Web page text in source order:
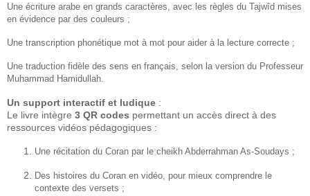
Une écriture arabe en grands caractères, avec les règles du Tajwîd mises
en évidence par des couleurs ;
Une transcription phonétique mot à mot pour aider à la lecture correcte ;
Une traduction fidèle des sens en français, selon la version du Professeur
Muhammad Hamidullah.
Un support interactif et ludique :
Le livre intègre 3 QR codes permettant un accès direct à des
ressources vidéos pédagogiques :
Une récitation du Coran par le cheikh Abderrahman As-Soudays ;
Des histoires du Coran en vidéo, pour mieux comprendre le
contexte des versets ;